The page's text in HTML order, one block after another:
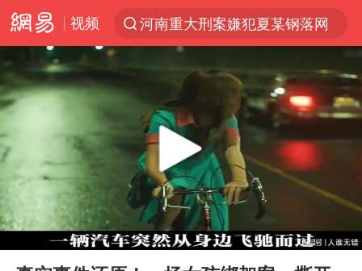
视频
河南重大刑案嫌犯夏某钢落网
光影经济撬动暑期消费新蓝海
浙江上海等地有大雨或暴雨
新疆优化调整景区内自驾服务费
黄金牛市回来了吗
央视新主播李秋莹孙亚鹏亮相
情侣平潭拍日出坠崖1死1伤
倪萍赵雅芝同框亮相红毯
Play
00:00 07:19